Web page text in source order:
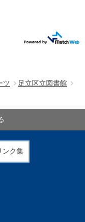
ツ
足立区立図書館
ンク集